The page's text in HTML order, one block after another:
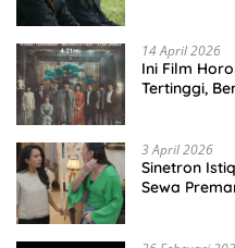
14 April 2026
Ini Film
Tertinggi,
3 April 2026
Sinetron
Sewa